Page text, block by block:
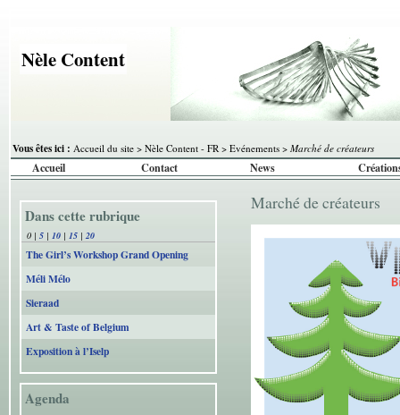
Nèle Content
Vous êtes ici : Accueil du site > Nèle Content - FR > Evénements > Marché de créateurs
Accueil Contact News
Dans cette rubrique
0 | 5 | 10 | 15 | 20
The Girl’s Workshop Grand Opening
Méli Mélo
Sieraad
Art & Taste of Belgium
Exposition à l’Iselp
Agenda
Marché de créateurs